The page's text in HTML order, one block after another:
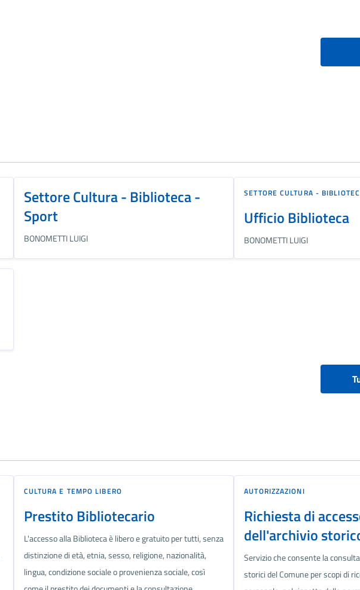
Settore Cultura - Biblioteca -
Sport
BONOMETTI LUIGI
SETTORE CULTURA -
Ufficio Biblioteca
BONOMETTI LUIGI
CULTURA E TEMPO LIBERO
Prestito Bibliotecario
L'accesso alla Biblioteca è libero e gratuito per tutti, senza
distinzione di età, etnia, sesso, religione, nazionalità,
lingua, condizione sociale o provenienza sociale, così
AUTORIZZAZIONI
Richiesta di
dell'archivio
Servizio che consente la
storici del Comune per scopi di